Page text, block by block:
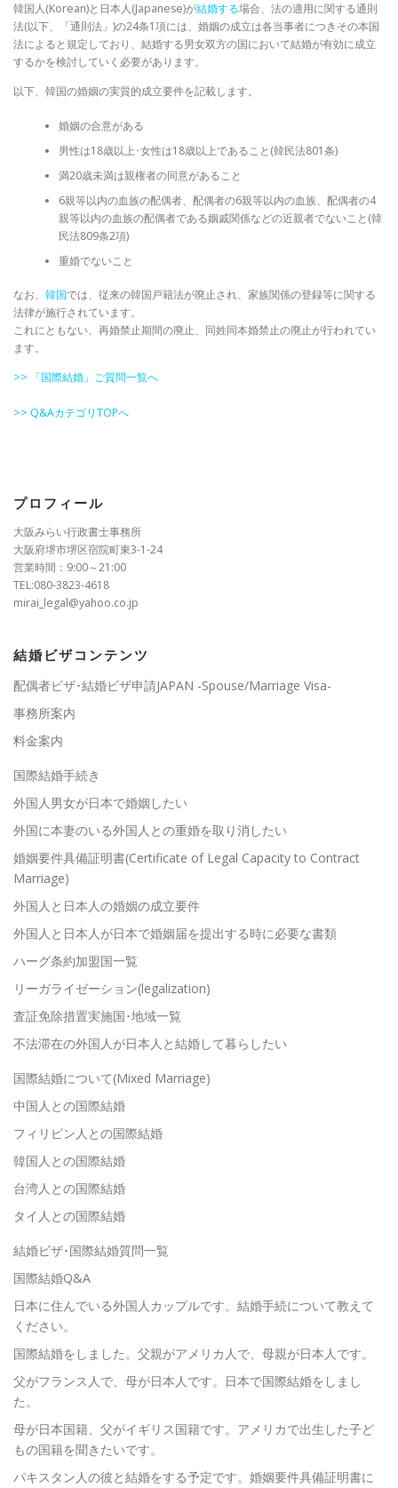
韓国人(Korean)と日本人(Japanese)が結婚する場合、法の適用に関する通則
法(以下、「通則法」)の24条1項には、婚姻の成立は各当事者につきその本国
法によると規定しており、結婚する男女双方の国において結婚が有効に成立
するかを検討していく必要があります。
以下、韓国の婚姻の実質的成立要件を記載します。
婚姻の合意がある
男性は18歳以上･女性は18歳以上であること(韓民法801条)
満20歳未満は親権者の同意があること
6親等以内の血族の配偶者、配偶者の6親等以内の血族、配偶者の4
親等以内の血族の配偶者である姻戚関係などの近親者でないこと(韓
民法809条2項)
重婚でないこと
なお、 韓国では、従来の韓国戸籍法が廃止され、家族関係の登録等に関する
法律が施行されています。
これにともない、再婚禁止期間の廃止、同姓同本婚禁止の廃止が行われてい
ます。
>> 「国際結婚」ご質問一覧へ
>> Q&AカテゴリTOPへ
プロフィール
大阪みらい行政書士事務所
大阪府堺市堺区宿院町東3-1-24
営業時間：9:00～21:00
TEL:080-3823-4618
mirai_legal@yahoo.co.jp
結婚ビザコンテンツ
配偶者ビザ･結婚ビザ申請JAPAN -Spouse/Marriage Visa-
事務所案内
料金案内
国際結婚手続き
外国人男女が日本で婚姻したい
外国に本妻のいる外国人との重婚を取り消したい
婚姻要件具備証明書(Certificate of Legal Capacity to Contract
Marriage)
外国人と日本人の婚姻の成立要件
外国人と日本人が日本で婚姻届を提出する時に必要な書類
ハーグ条約加盟国一覧
リーガライゼーション(legalization)
査証免除措置実施国･地域一覧
不法滞在の外国人が日本人と結婚して暮らしたい
国際結婚について(Mixed Marriage)
中国人との国際結婚
フィリピン人との国際結婚
韓国人との国際結婚
台湾人との国際結婚
タイ人との国際結婚
結婚ビザ･国際結婚質問一覧
国際結婚Q&A
日本に住んでいる外国人カップルです。結婚手続について教えて
ください。
国際結婚をしました。父親がアメリカ人で、母親が日本人です。
父がフランス人で、母が日本人です。日本で国際結婚をしまし
た。
母が日本国籍、父がイギリス国籍です。アメリカで出生した子ど
もの国籍を聞きたいです。
パキスタン人の彼と結婚をする予定です。婚姻要件具備証明書に